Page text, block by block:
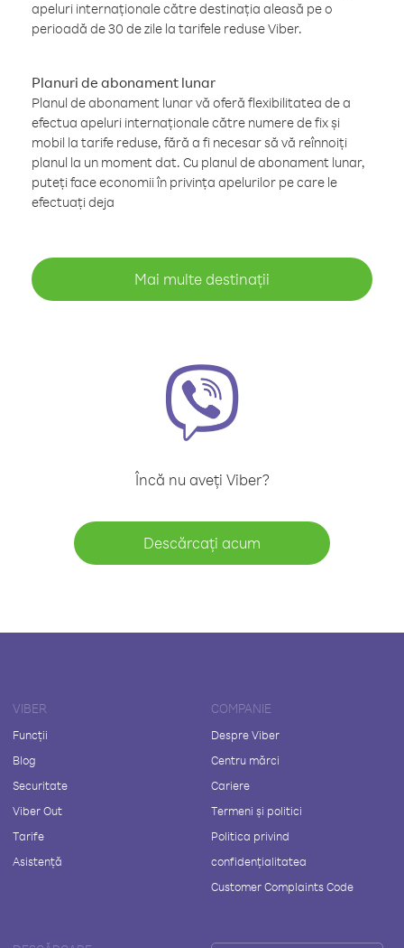
apeluri internaționale către destinația aleasă pe o
perioadă de 30 de zile la tarifele reduse Viber.
Planuri de abonament lunar
Planul de abonament lunar vă oferă flexibilitatea de a
efectua apeluri internaționale către numere de fix și
mobil la tarife reduse, fără a fi necesar să vă reînnoiți
planul la un moment dat. Cu planul de abonament lunar,
puteți face economii în privința apelurilor pe care le
efectuați deja
Mai multe destinații
Încă nu aveți Viber?
Descărcați acum
VIBER
Funcții
Blog
Securitate
Viber Out
Tarife
Asistență
COMPANIE
Despre Viber
Centru mărci
Cariere
Termeni și politici
Politica privind
confidențialitatea
Customer Complaints Code